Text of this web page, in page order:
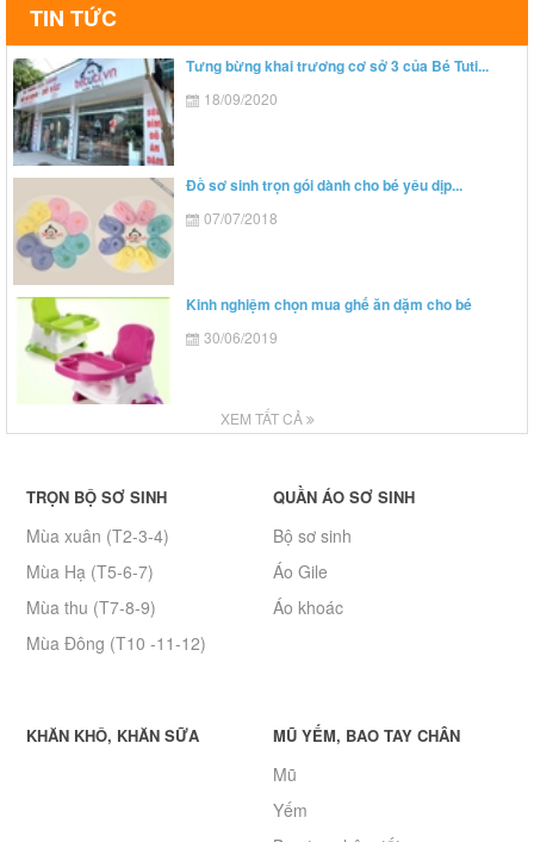
TIN TỨC
Tưng bừng khai trương cơ sở 3 của Bé Tuti...
18/09/2020
Đồ sơ sinh trọn gói dành cho bé yêu dịp...
07/07/2018
Kinh nghiệm chọn mua ghế ăn dặm cho bé
30/06/2019
XEM TẤT CẢ
TRỌN BỘ SƠ SINH
Mùa xuân (T2-3-4)
Mùa Hạ (T5-6-7)
Mùa thu (T7-8-9)
Mùa Đông (T10 -11-12)
QUẦN ÁO SƠ SINH
Bộ sơ sinh
Áo Gile
Áo khoác
KHĂN KHÔ, KHĂN SỮA MŨ YẾM, BAO TAY CHÂN
Mũ
Yếm